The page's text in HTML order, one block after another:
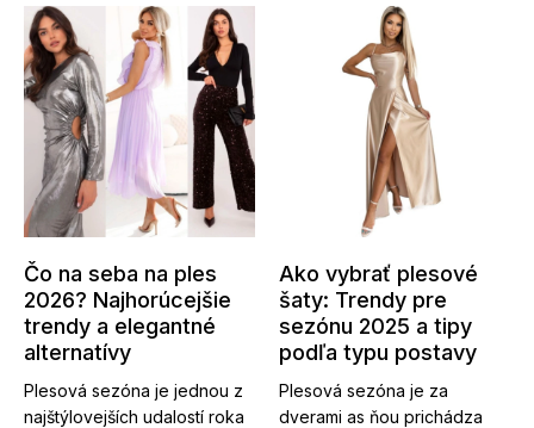
Čo na seba na ples
2026? Najhorúcejšie
trendy a elegantné
alternatívy
Plesová sezóna je jednou z
najštýlovejších udalostí roka
Ako vybrať plesové
šaty: Trendy pre
sezónu 2025 a tipy
podľa typu postavy
Plesová sezóna je za
dverami as ňou prichádza